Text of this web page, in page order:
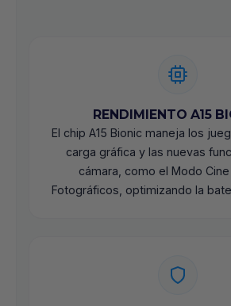
RENDIMIENTO A15
El chip A15 Bionic maneja los
carga gráfica y las nuevas
cámara, como el Modo
Fotográficos, optimizando la